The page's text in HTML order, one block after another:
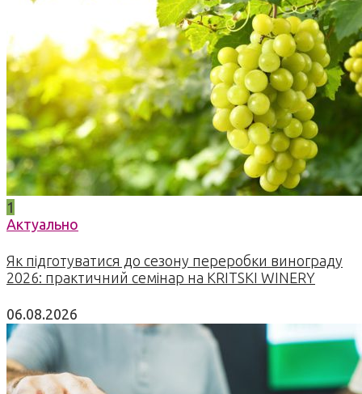
1
Актуально
Як підготуватися до сезону переробки винограду
2026: практичний семінар на KRITSKI WINERY
06.08.2026